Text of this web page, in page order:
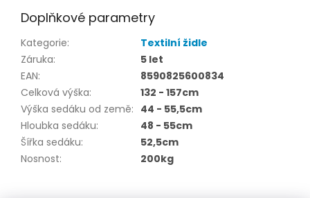
Doplňkové parametry
Kategorie:
Textilní židle
Záruka:
5 let
EAN:
8590825600834
Celková výška:
132 - 157cm
Výška sedáku od země: 44 - 55,5cm
Hloubka sedáku:
48 - 55cm
Šířka sedáku:
52,5cm
Nosnost: 200kg